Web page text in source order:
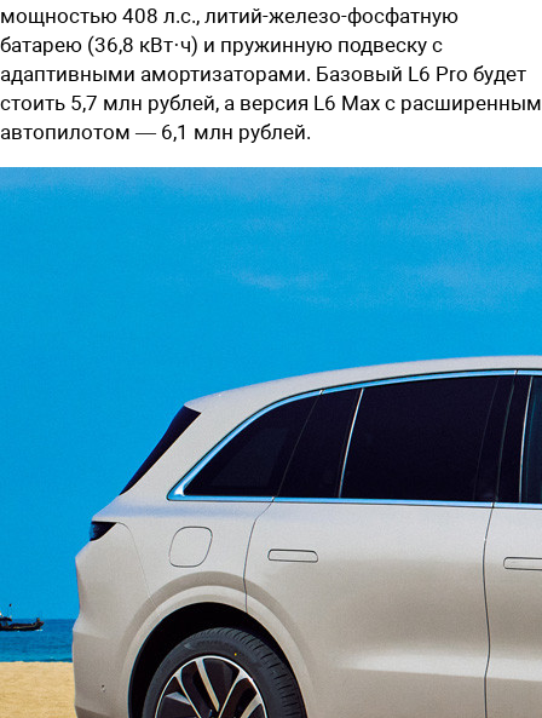
мощностью 408 л.с., литий-железо-фосфатную
батарею (36,8 кВт·ч) и пружинную подвеску с
адаптивными амортизаторами. Базовый L6 Pro будет
стоить 5,7 млн рублей, а версия L6 Max с расширенным
автопилотом — 6,1 млн рублей.